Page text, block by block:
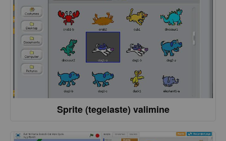
Sprite (tegelaste) valimine